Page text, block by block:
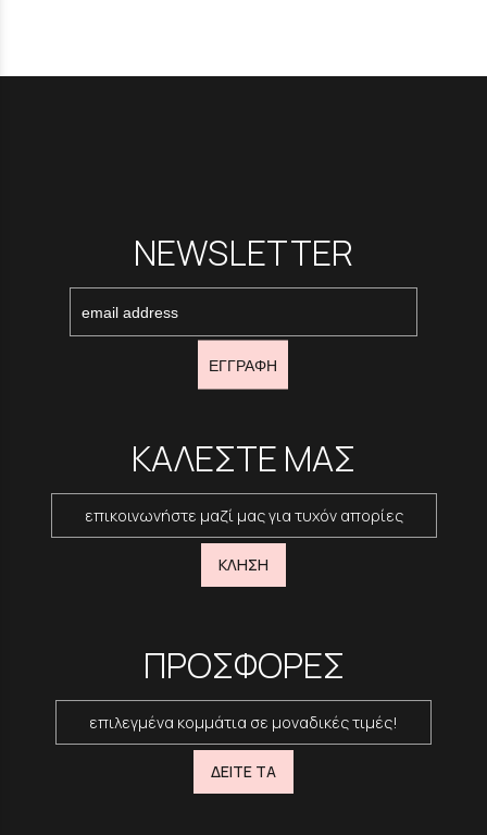
NEWSLETTER
ΕΓΓΡΑΦΗ
ΚΑΛΕΣΤΕ ΜΑΣ
επικοινωνήστε μαζί μας για τυχόν απορίες
ΚΛΗΣΗ
ΠΡΟΣΦΟΡΕΣ
επιλεγμένα κομμάτια σε μοναδικές τιμές!
ΔΕΙΤΕ ΤΑ